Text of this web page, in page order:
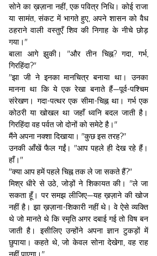
सोने का ख़ज़ाना नहीं, एक पवित्र निधि। कोई राजा
या सामंत, संकट में भागते हुए, अपने शासन को वैध
ठहराने वाली वस्तुएँ शिव की निगाह के नीचे छोड़
गया।"
बाला आगे झुकी। "और तीन चिह्न? गदा, गर्भ,
गिरहिंदा?"
"झा जी ने इनका मानचित्र बनाया था। उनका
मानना था कि ये एक रेखा बनाते हैं—पूर्व-पश्चिम
संरेखण। गदा-पत्थर एक सीमा-चिह्न था। गर्भ एक
कोठरी या खोखल था जहाँ ध्वनि बदल जाती है।
गिरहिंदा वह पर्वत जो दोनों को समेटे है।"
मैंने अपना नक्शा दिखाया। "कुछ इस तरह?"
उनकी आँखें फैल गईं। "आप पहले ही देख रहे हैं।
हाँ।"
"क्या आप हमें पहले चिह्न तक ले जा सकते हैं?"
मिश्र धीरे से उठे, जोड़ों ने शिकायत की। "ले जा
सकता हूँ। पर समझ लीजिए—यह ख़ज़ाने की खोज
नहीं है। झा ख़ज़ाना-शिकारी नहीं थे। वे ऐसे व्यक्ति
थे जो मानते थे कि स्मृति अगर दबाई गई तो विष बन
जाती है। इसीलिए उन्होंने अपना ज्ञान टुकड़ों में
छुपाया। कहते थे, जो केवल सोना देखेगा, वह राह
नहीं पाएगा।"